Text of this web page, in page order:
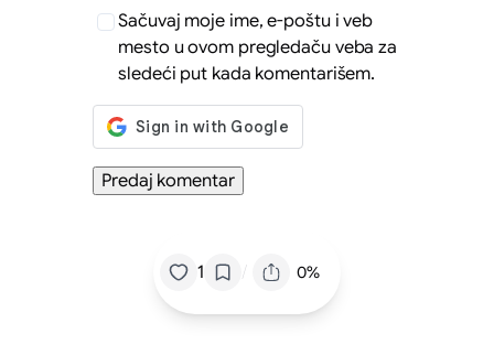
Sačuvaj moje ime, e-poštu i veb
mesto u ovom pregledaču veba za
sledeći put kada komentarišem.
1 / 0%